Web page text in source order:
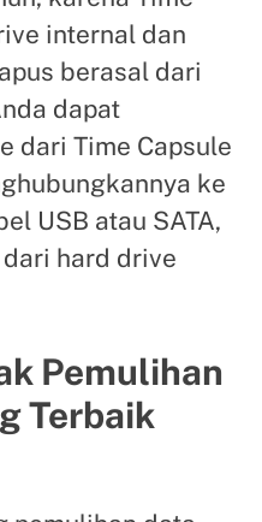
internal dan
berasal dari
dapat
dari Time Capsule
ke
USB atau SATA,
hard drive
Pemulihan
Terbaik